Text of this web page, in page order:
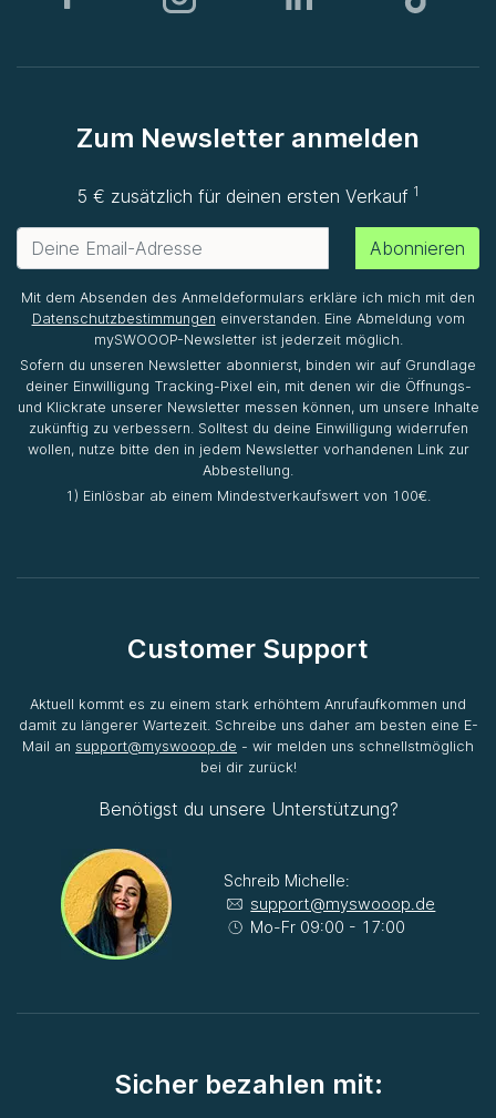
Zum Newsletter anmelden
5 € zusätzlich für deinen ersten Verkauf1
Abonnieren
Mit dem Absenden des Anmeldeformulars erkläre ich mich mit den
Datenschutzbestimmungen einverstanden. Eine Abmeldung vom
mySWOOOP-Newsletter ist jederzeit möglich.
Sofern du unseren Newsletter abonnierst, binden wir auf Grundlage
deiner Einwilligung Tracking-Pixel ein, mit denen wir die Öffnungs-
und Klickrate unserer Newsletter messen können, um unsere Inhalte
zukünftig zu verbessern. Solltest du deine Einwilligung widerrufen
wollen, nutze bitte den in jedem Newsletter vorhandenen Link zur
Abbestellung.
1) Einlösbar ab einem Mindestverkaufswert von 100€.
Customer Support
Aktuell kommt es zu einem stark erhöhtem Anrufaufkommen und
damit zu längerer Wartezeit. Schreibe uns daher am besten eine E-
Mail an support@myswooop.de - wir melden uns schnellstmöglich
bei dir zurück!
Benötigst du unsere Unterstützung?
Schreib Michelle:
support@myswooop.de
Mo-Fr 09:00 - 17:00
Sicher bezahlen mit: